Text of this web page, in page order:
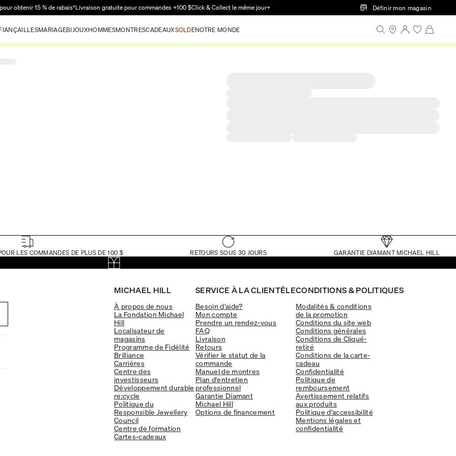
Passer au contenu principal
obtenir 15 % de rabais†Livraison gratuite pour commandes +100 $Click & Collect le même jour+ Définir mon magasin
MARIAGEBIJOUXHOMMESMONTRESCADEAUXSOLDENOTRE MONDE
LES COMMANDES DE PLUS DE 100 $ RETOURS SOUS 30 JOURS GARANTIE DIAMANT MICHAEL HILL
MICHAEL HILL
À propos de nous
La Fondation Michael
Hill
Localisateur de
magasins
Programme de Fidélité
Brilliance
Carrières
Centre des
investisseurs
Développement durable
re:cycle
Politique du
Responsible Jewellery
Council
Centre de formation
Cartes-cadeaux
SERVICE À LA CLIENTÈLE
Besoin d'aide?
Mon compte
Prendre un rendez-vous
FAQ
Livraison
Retours
Vérifier le statut de la
commande
Manuel de montres
Plan d'entretien
professionnel
Garantie Diamant
Michael Hill
Options de financement
CONDITIONS & POLITIQUES
Modalités & conditions
de la promotion
Conditions du site web
Conditions générales
Conditions de Cliqué-
retiré
Conditions de la carte-
cadeau
Confidentialité
Politique de
remboursement
Avertissement relatifs
aux produits
Politique d'accessibilité
Mentions légales et
confidentialité